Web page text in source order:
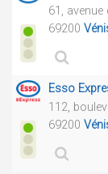
61, avenue
69200
Esso
112,
69200